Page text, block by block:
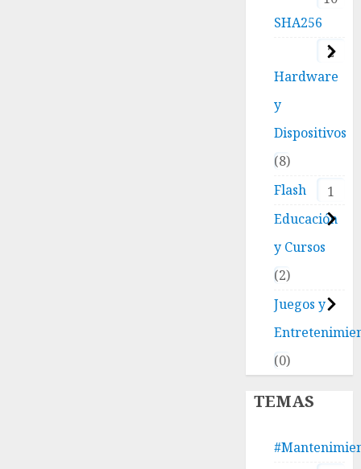
SHA256
2
Hardware
y
Dispositivos
8
Flash
1
Educación
y Cursos
2
Juegos y
0
TEMAS